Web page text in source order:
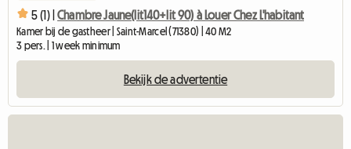
5 (1) | Chambre Jaune(lit140+lit 90) à Louer Chez L'habitant
Kamer bij de gastheer | Saint-Marcel (71380) | 40 M2
3 pers. | 1 week minimum
Bekijk de advertentie